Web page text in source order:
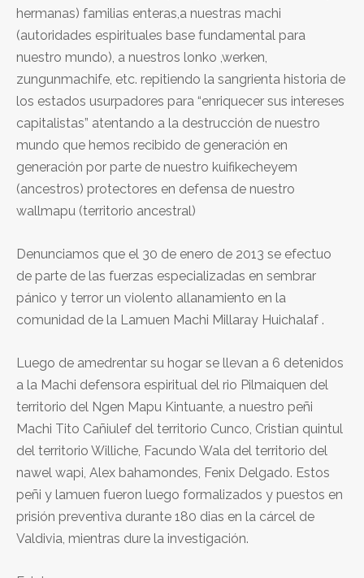
hermanas) familias enteras,a nuestras machi
(autoridades espirituales base fundamental para
nuestro mundo), a nuestros lonko ,werken,
zungunmachife, etc. repitiendo la sangrienta historia de
los estados usurpadores para “enriquecer sus intereses
capitalistas” atentando a la destrucción de nuestro
mundo que hemos recibido de generación en
generación por parte de nuestro kuifikecheyem
(ancestros) protectores en defensa de nuestro
wallmapu (territorio ancestral)
Denunciamos que el 30 de enero de 2013 se efectuo
de parte de las fuerzas especializadas en sembrar
pánico y terror un violento allanamiento en la
comunidad de la Lamuen Machi Millaray Huichalaf .
Luego de amedrentar su hogar se llevan a 6 detenidos
a la Machi defensora espiritual del rio Pilmaiquen del
territorio del Ngen Mapu Kintuante, a nuestro peñi
Machi Tito Cañiulef del territorio Cunco, Cristian quintul
del territorio Williche, Facundo Wala del territorio del
nawel wapi, Alex bahamondes, Fenix Delgado. Estos
peñi y lamuen fueron luego formalizados y puestos en
prisión preventiva durante 180 dias en la cárcel de
Valdivia, mientras dure la investigación.